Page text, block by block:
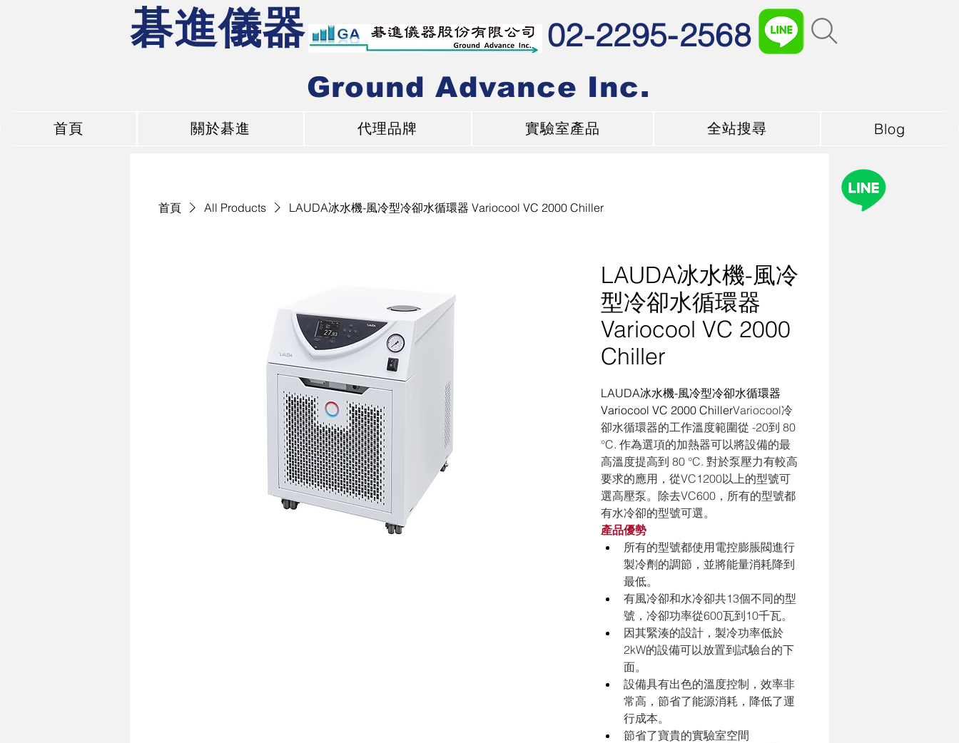
碁進儀器 02-2295-2568
Ground Advance Inc.
首頁 關於碁進 代理品牌 實驗室產品 全站搜尋 Blog
首頁 All Products LAUDA冰水機-風冷型冷卻水循環器 Variocool VC 2000 Chiller
LAUDA冰水機-風冷
型冷卻水循環器
Variocool VC 2000
Chiller
LAUDA冰水機-風冷型冷卻水循環器
Variocool VC 2000 ChillerVariocool冷
卻水循環器的工作溫度範圍從 -20到 80
°C. 作為選項的加熱器可以將設備的最
高溫度提高到 80 °C. 對於泵壓力有較高
要求的應用，從VC1200以上的型號可
選高壓泵。除去VC600，所有的型號都
有水冷卻的型號可選。
產品優勢
所有的型號都使用電控膨脹閥進行
製冷劑的調節，並將能量消耗降到
最低。
有風冷卻和水冷卻共13個不同的型
號，冷卻功率從600瓦到10千瓦。
因其緊湊的設計，製冷功率低於
2kW的設備可以放置到試驗台的下
面。
設備具有出色的溫度控制，效率非
常高，節省了能源消耗，降低了運
行成本。
節省了寶貴的實驗室空間